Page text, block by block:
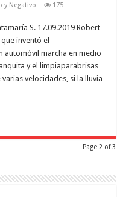
y Negativo 175
S. 17.09.2019 Robert
inventó el
automóvil marcha en medio
y el limpiaparabrisas
velocidades, si la lluvia
Page 2 of 3